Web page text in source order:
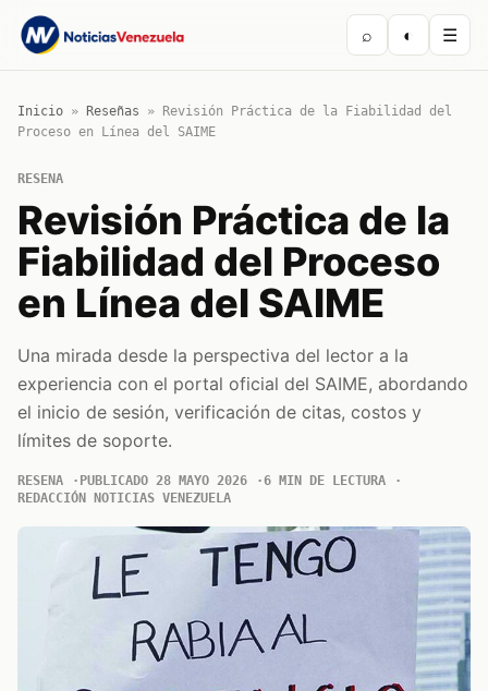
⌕ ◐ ☰
Inicio » Reseñas »
Revisión Práctica de la Fiabilidad del
Proceso en Línea del SAIME
RESENA
Revisión Práctica de la
Fiabilidad del Proceso
en Línea del SAIME
Una mirada desde la perspectiva del lector a la
experiencia con el portal oficial del SAIME, abordando
el inicio de sesión, verificación de citas, costos y
límites de soporte.
RESENA PUBLICADO 28 MAYO 2026
6 MIN DE LECTURA
REDACCIÓN NOTICIAS VENEZUELA